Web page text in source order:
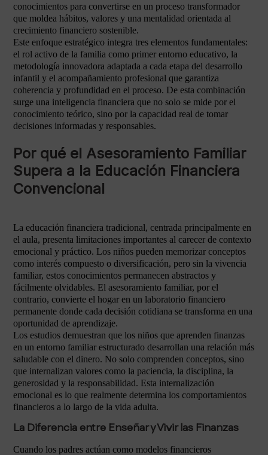
conocimientos para convertirse en un proceso transformador
que moldea hábitos, valores y una mentalidad orientada al
crecimiento financiero sostenible.
Este enfoque estratégico integra tres elementos fundamentales:
el rol activo de la familia como primer entorno educativo, la
metodología innovadora adaptada a cada etapa del desarrollo
infantil y el acompañamiento profesional que garantiza
coherencia y profundidad en el proceso. De esta combinación
surge una inteligencia financiera que no solo se mide por el
conocimiento teórico, sino por la capacidad real de tomar
decisiones informadas y responsables.
Por qué el Asesoramiento Familiar
Supera a la Educación Financiera
Convencional
La educación financiera tradicional, centrada principalmente en
el aula, presenta limitaciones importantes al carecer de contexto
emocional y práctico. Los niños pueden memorizar conceptos
como interés compuesto o diversificación, pero sin la vivencia
familiar, estos conocimientos permanecen abstractos y
fácilmente olvidables. El asesoramiento familiar, por el
contrario, convierte el hogar en un laboratorio financiero
permanente donde cada decisión cotidiana se transforma en una
oportunidad de aprendizaje.
Los estudios demuestran que los niños que aprenden finanzas
en un entorno familiar estructurado desarrollan una relación más
saludable con el dinero. No solo comprenden conceptos, sino
que internalizan valores como la paciencia, la disciplina, la
generosidad y la responsabilidad. Esta internalización
emocional es lo que realmente determina los comportamientos
financieros a lo largo de la vida adulta.
La Diferencia entre Enseñar y Vivir las Finanzas
Cuando los padres actúan como modelos financieros